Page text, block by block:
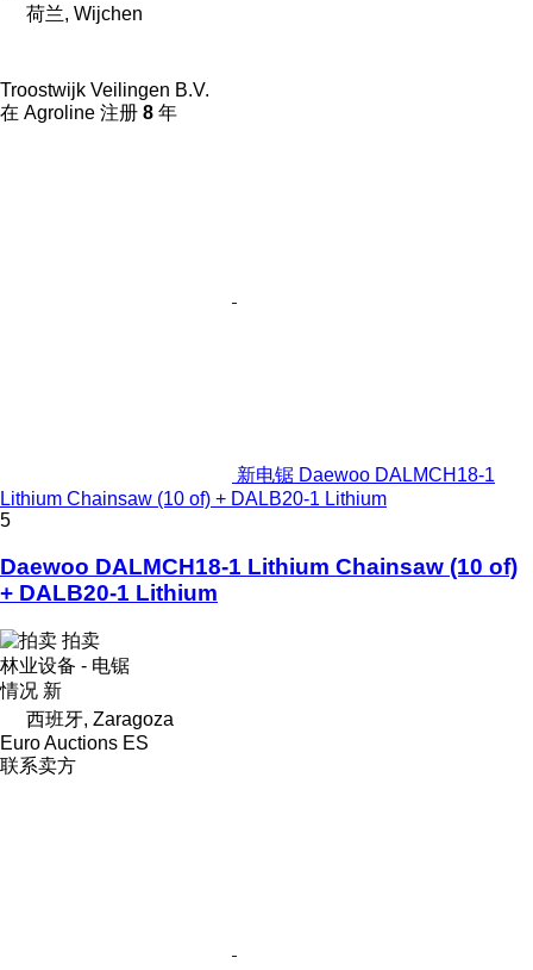
荷兰, Wijchen
Troostwijk Veilingen B.V.
在 Agroline 注册 8 年
新电锯 Daewoo DALMCH18-1
Lithium Chainsaw (10 of) + DALB20-1 Lithium
5
Daewoo DALMCH18-1 Lithium Chainsaw (10 of)
+ DALB20-1 Lithium
拍卖
林业设备 - 电锯
情况 新
西班牙, Zaragoza
Euro Auctions ES
联系卖方